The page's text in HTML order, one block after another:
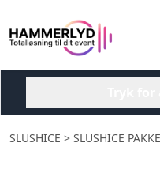
SLUSHICE > SLUSHICE